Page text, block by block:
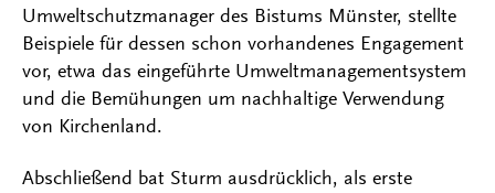
Umweltschutzmanager des Bistums Münster, stellte
Beispiele für dessen schon vorhandenes Engagement
vor, etwa das eingeführte Umweltmanagementsystem
und die Bemühungen um nachhaltige Verwendung
von Kirchenland.
Abschließend bat Sturm ausdrücklich, als erste